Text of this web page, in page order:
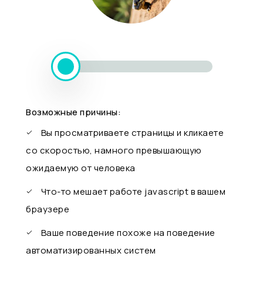
Возможные причины:
Вы просматриваете страницы и кликаете
со скоростью, намного превышающую
ожидаемую от человека
Что-то мешает работе javascript в вашем
браузере
Ваше поведение похоже на поведение
автоматизированных систем